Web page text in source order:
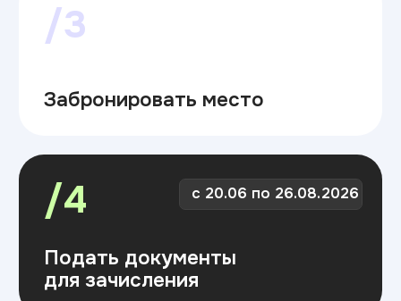
об образовании
Скачать лицензию